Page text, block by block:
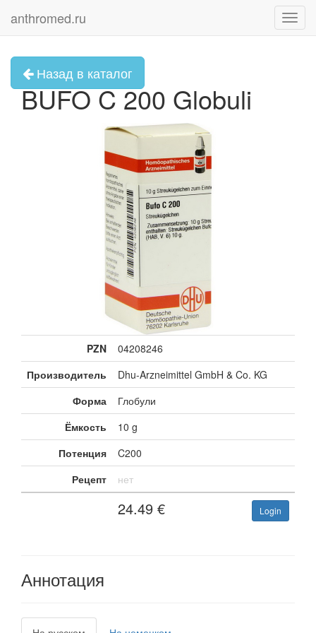
anthromed.ru
Назад в каталог
BUFO C 200 Globuli
PZN
04208246
Производитель
Dhu-Arzneimittel GmbH & Co. KG
Форма
Глобули
Ёмкость
10 g
Потенция
C200
Рецепт
нет
24.49 € Login
Аннотация